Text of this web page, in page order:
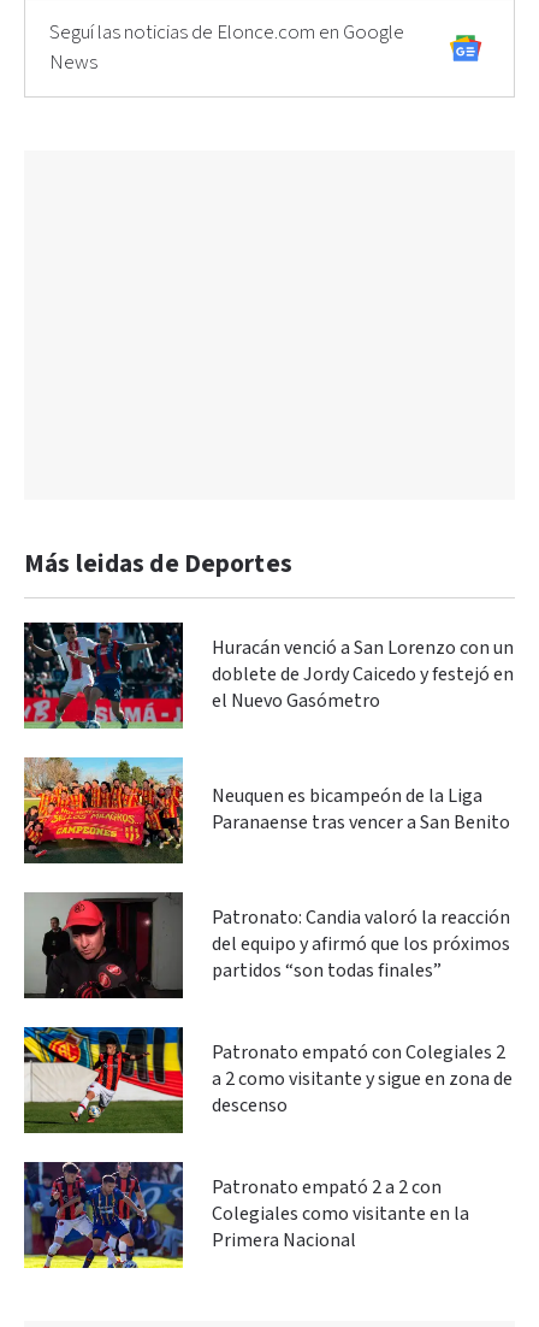
Seguí las noticias de Elonce.com en Google
News
Más leidas de Deportes
Huracán venció a San Lorenzo con un
doblete de Jordy Caicedo y festejó en
el Nuevo Gasómetro
Neuquen es bicampeón de la Liga
Paranaense tras vencer a San Benito
Patronato: Candia valoró la reacción
del equipo y afirmó que los próximos
partidos “son todas finales”
Patronato empató con Colegiales 2
a 2 como visitante y sigue en zona de
descenso
Patronato empató 2 a 2 con
Colegiales como visitante en la
Primera Nacional